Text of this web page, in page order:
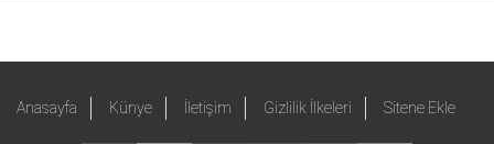
Anasayfa Künye İletişim Gizlilik İlkeleri Sitene Ekle